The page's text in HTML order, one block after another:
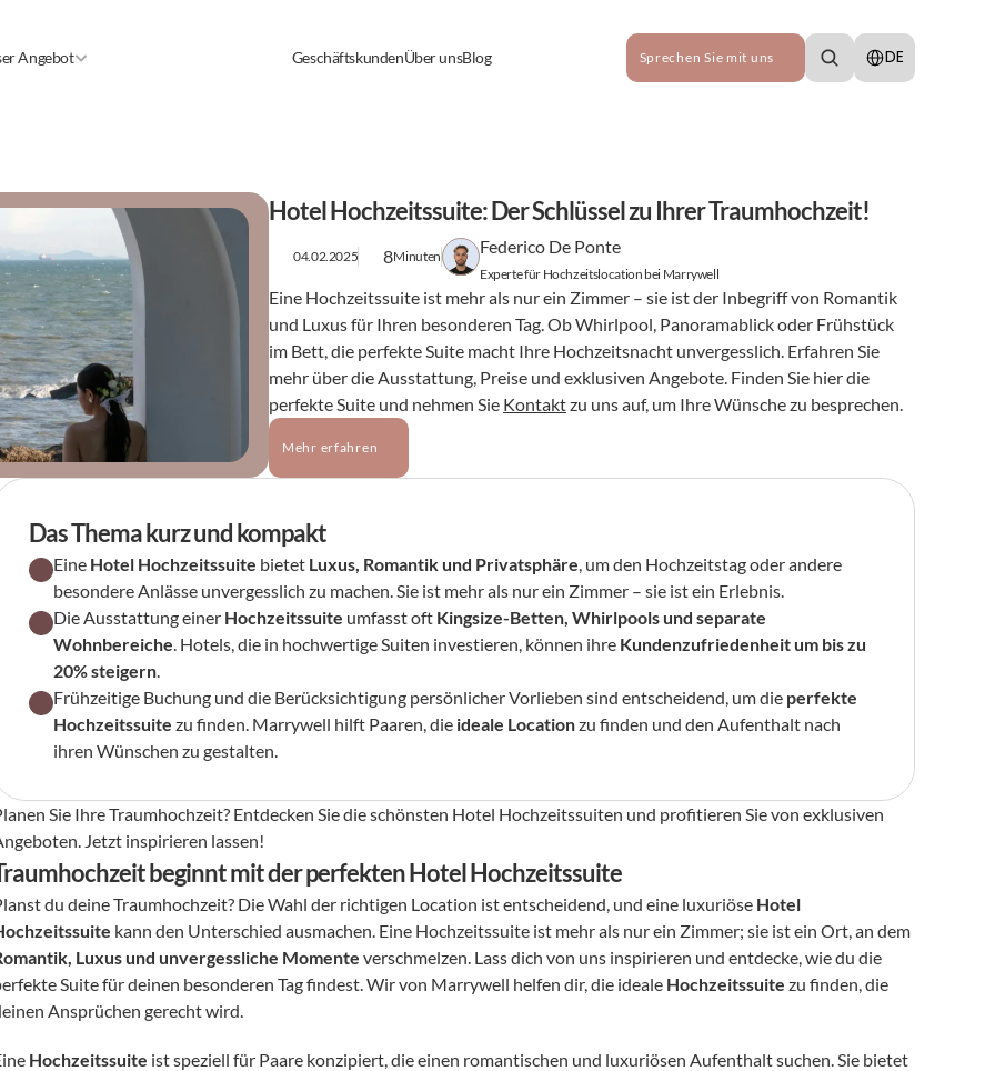
Angebot GeschäftskundenÜber unsBlog Sprechen Sie mit uns
Select Language
DE
Hotel Hochzeitssuite: Der Schlüssel zu Ihrer Traumhochzeit!
04.02.2025 8Minuten Federico De Ponte
Experte für Hochzeitslocation bei Marrywell
Eine Hochzeitssuite ist mehr als nur ein Zimmer – sie ist der Inbegriff von Romantik
und Luxus für Ihren besonderen Tag. Ob Whirlpool, Panoramablick oder Frühstück
im Bett, die perfekte Suite macht Ihre Hochzeitsnacht unvergesslich. Erfahren Sie
mehr über die Ausstattung, Preise und exklusiven Angebote. Finden Sie hier die
perfekte Suite und nehmen Sie Kontakt zu uns auf, um Ihre Wünsche zu besprechen.
Mehr erfahren
Das Thema kurz und kompakt
Eine Hotel Hochzeitssuite bietet Luxus, Romantik und Privatsphäre, um den Hochzeitstag oder andere
besondere Anlässe unvergesslich zu machen. Sie ist mehr als nur ein Zimmer – sie ist ein Erlebnis.
Die Ausstattung einer Hochzeitssuite umfasst oft Kingsize-Betten, Whirlpools und separate
Wohnbereiche. Hotels, die in hochwertige Suiten investieren, können ihre Kundenzufriedenheit um bis zu
20% steigern.
Frühzeitige Buchung und die Berücksichtigung persönlicher Vorlieben sind entscheidend, um die perfekte
Hochzeitssuite zu finden. Marrywell hilft Paaren, die ideale Location zu finden und den Aufenthalt nach
ihren Wünschen zu gestalten.
Sie Ihre Traumhochzeit? Entdecken Sie die schönsten Hotel Hochzeitssuiten und profitieren Sie von exklusiven
Jetzt inspirieren lassen!
beginnt mit der perfekten Hotel Hochzeitssuite
du deine Traumhochzeit? Die Wahl der richtigen Location ist entscheidend, und eine luxuriöse Hotel
Luxus und unvergessliche Momente verschmelzen. Lass dich von uns inspirieren und entdecke, wie du die
Suite für deinen besonderen Tag findest. Wir von Marrywell helfen dir, die ideale Hochzeitssuite zu finden, die
Ansprüchen gerecht wird.
Hochzeitssuite ist speziell für Paare konzipiert, die einen romantischen und luxuriösen Aufenthalt suchen. Sie bietet